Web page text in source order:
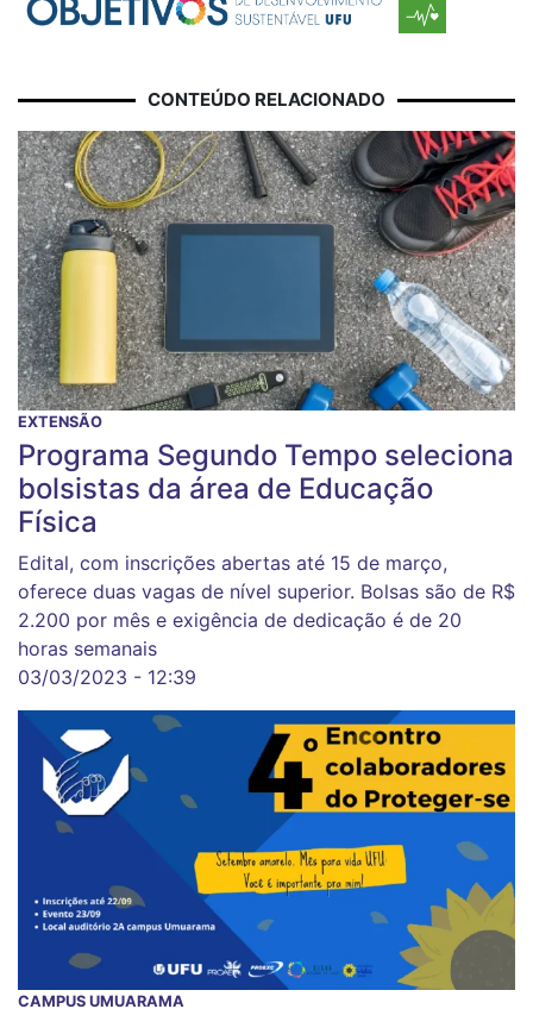
CONTEÚDO RELACIONADO
EXTENSÃO
Programa Segundo Tempo seleciona
bolsistas da área de Educação
Física
Edital, com inscrições abertas até 15 de março,
oferece duas vagas de nível superior. Bolsas são de R$
2.200 por mês e exigência de dedicação é de 20
horas semanais
03/03/2023 - 12:39
CAMPUS UMUARAMA